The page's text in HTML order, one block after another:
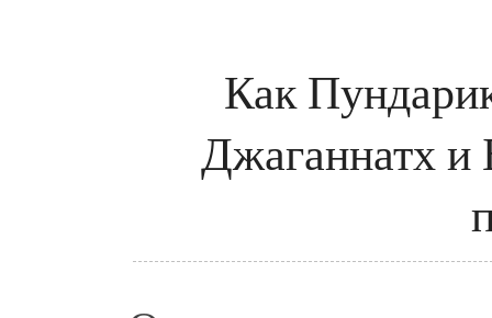
Как
Джаганнатх и